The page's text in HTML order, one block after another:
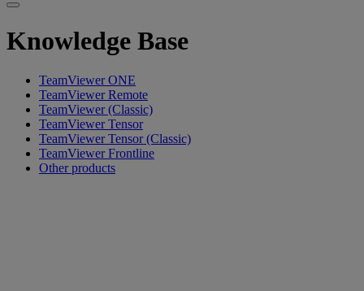
Knowledge Base
TeamViewer ONE
TeamViewer Remote
TeamViewer (Classic)
TeamViewer Tensor
TeamViewer Tensor (Classic)
TeamViewer Frontline
Other products